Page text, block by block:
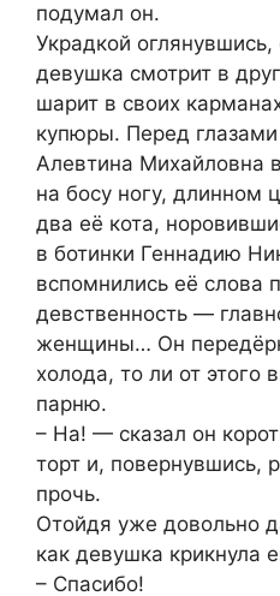
подумал он.
Украдкой
девушка смотрит в
шарит в своих
купюры. Перед глазами
Алевтина Михайловна
на босу ногу, длинном
два её кота,
в ботинки Геннадию
вспомнились её слова
девственность —
женщины… Он
холода, то ли от этого
парню.
– На! — сказал он
торт и, повернувшись,
прочь.
Отойдя уже довольно
как девушка крикнула
– Спасибо!